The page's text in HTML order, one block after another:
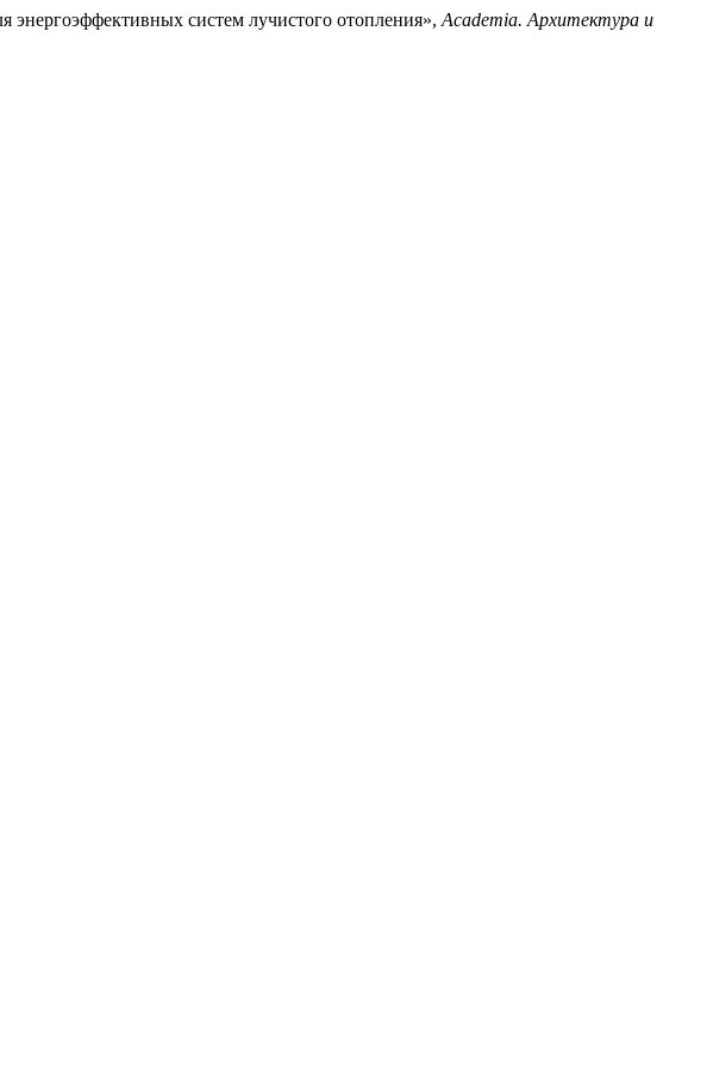
энергоэффективных систем лучистого отопления», Academia. Архитектура и